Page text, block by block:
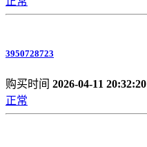
3950728723
购买时间 2026-04-11 20:32:20
正常